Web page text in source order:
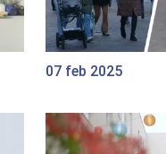
07 feb 2025